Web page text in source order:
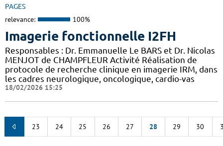
PAGES
relevance: 100%
Imagerie fonctionnelle I2FH
Responsables : Dr. Emmanuelle Le BARS et Dr. Nicolas
MENJOT de CHAMPFLEUR Activité Réalisation de
protocole de recherche clinique en imagerie IRM, dans
les cadres neurologique, oncologique, cardio-vas
18/02/2026 15:25
23 24 25 26 27 28 29 30